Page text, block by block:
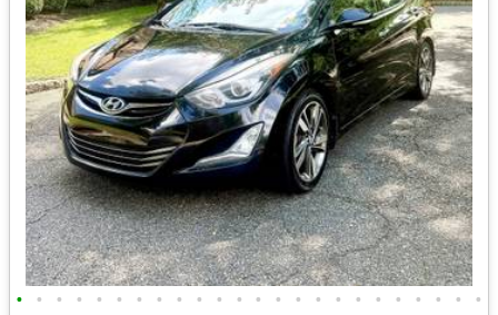
• • • • • • • • • • • • • • • • • • • • • • • •